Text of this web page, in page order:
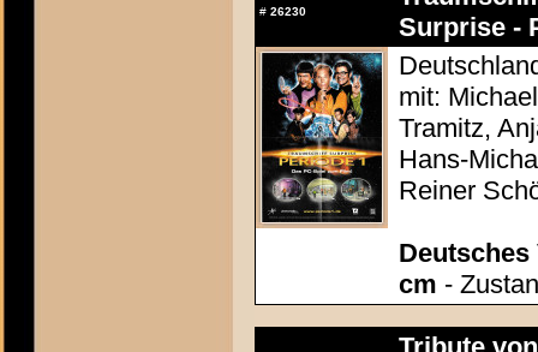
# 26230
Surprise -
mit:
Tramitz,
Hans-
Reiner
Deutsches
cm -